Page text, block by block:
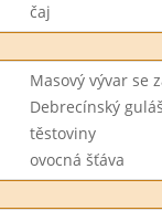
čaj
Masový vývar se
Debrecínský
těstoviny
ovocná šťáva